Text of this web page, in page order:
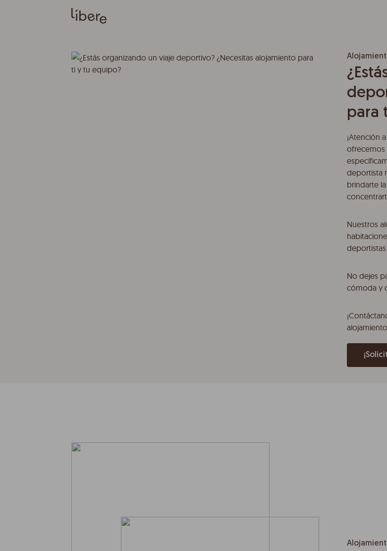
para
¡Atención
ofrecemos
deportista
brindarte
Nuestros
No dejes
cómoda y